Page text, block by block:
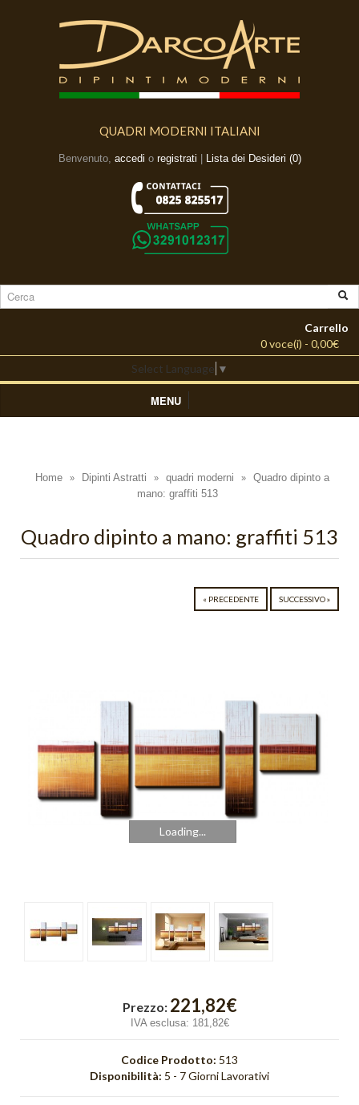
QUADRI MODERNI ITALIANI
Benvenuto, accedi o registrati Lista dei Desideri (0)
Carrello
0 voce(i) - 0,00€
Select Language ▼
MENU
Blue Light
Colors
Cubik
Emozioni
Graffiti
Home » Dipinti Astratti » quadri moderni »
Quadro dipinto a
mano: graffiti 513
Quadro dipinto a mano: graffiti 513
« PRECEDENTE SUCCESSIVO »
Loading...
Prezzo: 221,82€
IVA esclusa: 181,82€
Codice Prodotto: 513
Disponibilità: 5 - 7 Giorni Lavorativi